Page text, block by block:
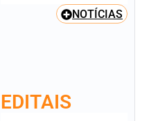
NOTÍCIAS
EDITAIS